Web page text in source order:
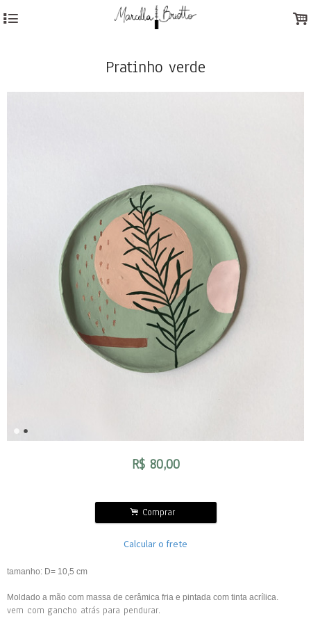
4 .
Pratinho verde
R$ 80,00
. Comprar
Calcular o frete
tamanho: D= 10,5 cm
Moldado a mão com massa de cerâmica fria e pintada com tinta acrílica.
vem com gancho atrás para pendurar.